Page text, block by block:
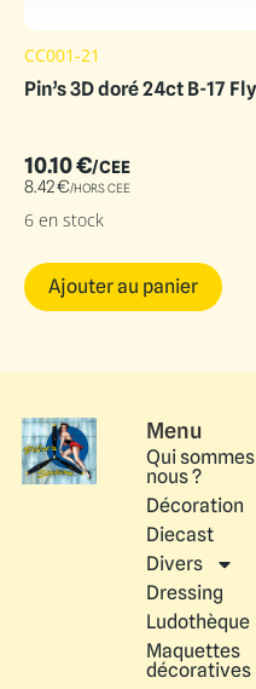
CC001-21
Pin’s 3D doré 24ct B-17
10.10€/CEE
8.42€/HORS CEE
6 en stock
Ajouter au panier
Menu
Qui sommes
nous ?
Décoration
Diecast
Divers
Dressing
Ludothèque
Maquettes
décoratives